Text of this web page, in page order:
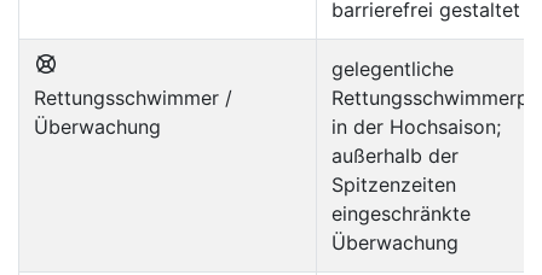
barrierefrei gestaltet
Rettungsschwimmer /
Überwachung
gelegentliche
in der Hochsaison;
außerhalb der
Spitzenzeiten
eingeschränkte
Überwachung